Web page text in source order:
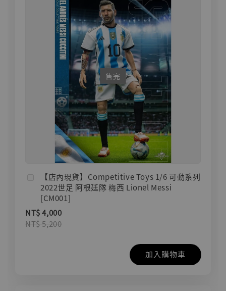
售完
【店內現貨】Competitive Toys 1/6 可動系列
2022世足 阿根廷隊 梅西 Lionel Messi
[CM001]
NT$ 4,000
NT$ 5,200
加入購物車